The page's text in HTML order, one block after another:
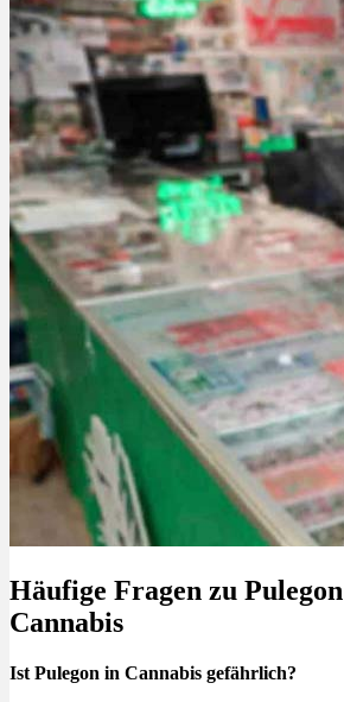
Häufige Fragen zu Pulegon
Cannabis
Ist Pulegon in Cannabis gefährlich?